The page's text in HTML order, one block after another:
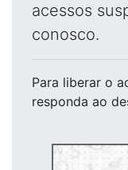
acessos
conosco.
Para liberar o
responda ao